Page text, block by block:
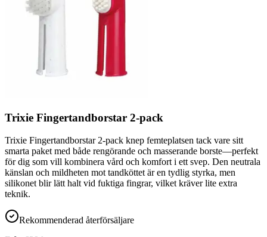
Trixie Fingertandborstar 2-pack
Trixie Fingertandborstar 2-pack knep femteplatsen tack vare sitt
smarta paket med både rengörande och masserande borste—perfekt
för dig som vill kombinera vård och komfort i ett svep. Den neutrala
känslan och mildheten mot tandköttet är en tydlig styrka, men
silikonet blir lätt halt vid fuktiga fingrar, vilket kräver lite extra
teknik.
Rekommenderad återförsäljare